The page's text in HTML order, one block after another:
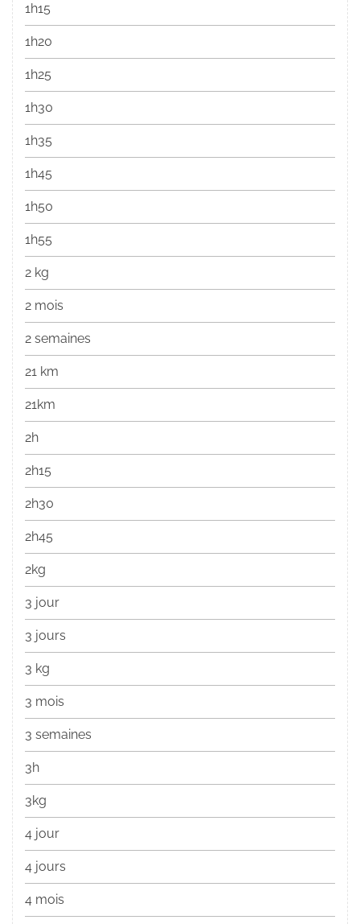
1h15
1h20
1h25
1h30
1h35
1h45
1h50
1h55
2 kg
2 mois
2 semaines
21 km
21km
2h
2h15
2h30
2h45
2kg
3 jour
3 jours
3 kg
3 mois
3 semaines
3h
3kg
4 jour
4 jours
4 mois